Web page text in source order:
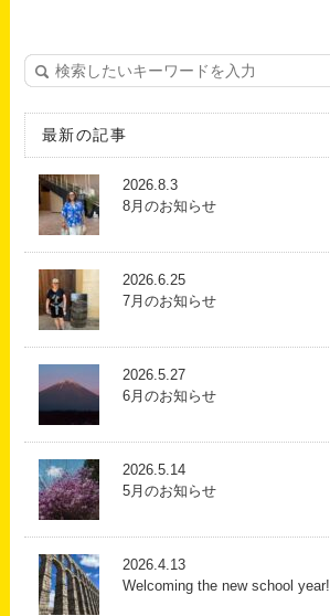
最新の記事
2026.8.3
8月のお知らせ
2026.6.25
7月のお知らせ
2026.5.27
6月のお知らせ
2026.5.14
5月のお知らせ
2026.4.13
Welcoming the new school year!